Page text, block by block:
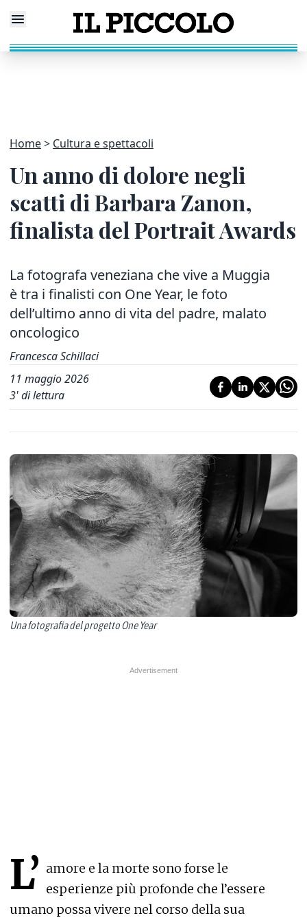
Home Cultura e spettacoli
Un anno di dolore negli
scatti di Barbara Zanon,
finalista del Portrait Awards
La fotografa veneziana che vive a Muggia
è tra i finalisti con One Year, le foto
dell’ultimo anno di vita del padre, malato
oncologico
Francesca Schillaci
11 maggio 2026
3' di lettura
Una fotografia del progetto One Year
L’ amore e la morte sono forse le
esperienze più profonde che l’essere
umano possa vivere nel corso della sua